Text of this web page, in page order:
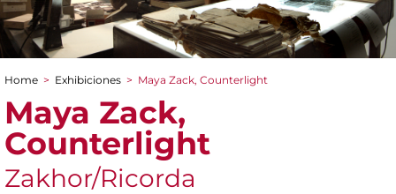
You are here
Home > Exhibiciones > Maya Zack, Counterlight
Maya Zack,
Counterlight
Zakhor/Ricorda